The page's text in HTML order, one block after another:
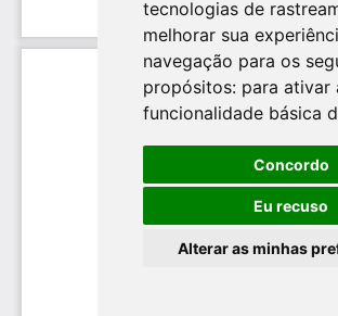
tecnologias de
melhorar sua
navegação para os
propósitos: para ativar
funcionalidade básica
Concordo
Eu recuso
Alterar as minhas